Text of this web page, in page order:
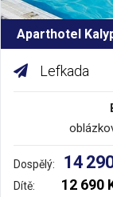
Aparthotel
Lefkada
Dospělý: 14
Dítě: 12 690